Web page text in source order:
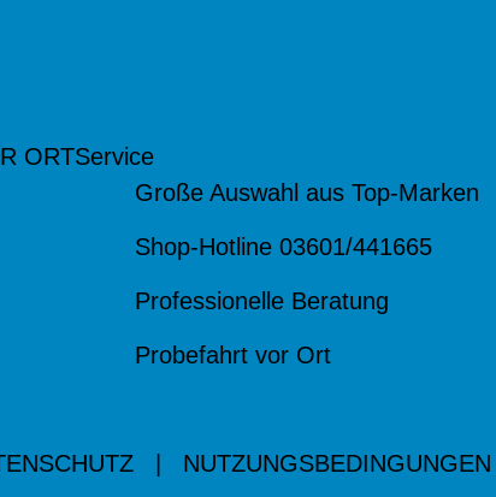
ORTService
Große Auswahl aus Top-Marken
Shop-Hotline 03601/441665
Professionelle Beratung
Probefahrt vor Ort
NUTZUNGSBEDINGUNGEN